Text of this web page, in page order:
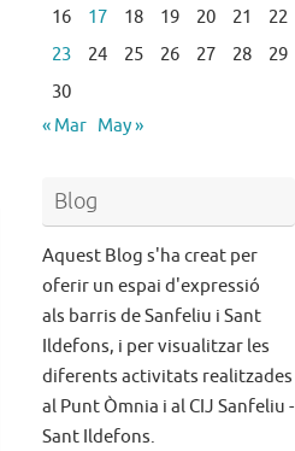
16
17 18 19 20 21
22
23
24 25 26 27 28
29
30
« Mar May »
Blog
Aquest Blog s'ha creat per
oferir un espai d'expressió
als barris de Sanfeliu i Sant
Ildefons, i per visualitzar les
diferents activitats realitzades
al Punt Òmnia i al CIJ Sanfeliu -
Sant Ildefons.